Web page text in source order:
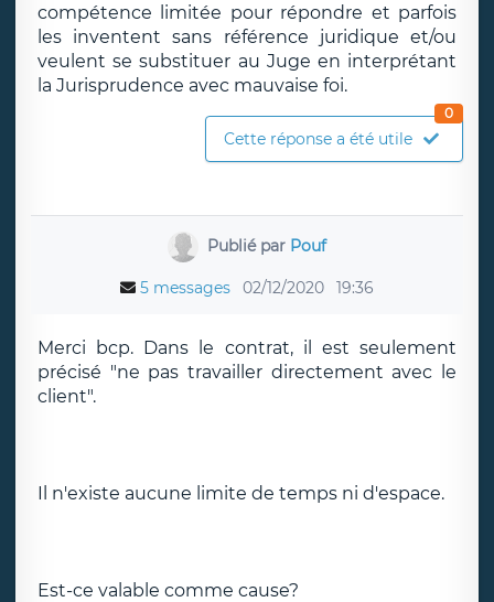
compétence limitée pour répondre et parfois
les inventent sans référence juridique et/ou
veulent se substituer au Juge en interprétant
la Jurisprudence avec mauvaise foi.
Cette réponse a été utile
0
Publié par Pouf
5 messages 02/12/2020 19:36
Merci bcp. Dans le contrat, il est seulement
précisé "ne pas travailler directement avec le
client".
Il n'existe aucune limite de temps ni d'espace.
Est-ce valable comme cause?